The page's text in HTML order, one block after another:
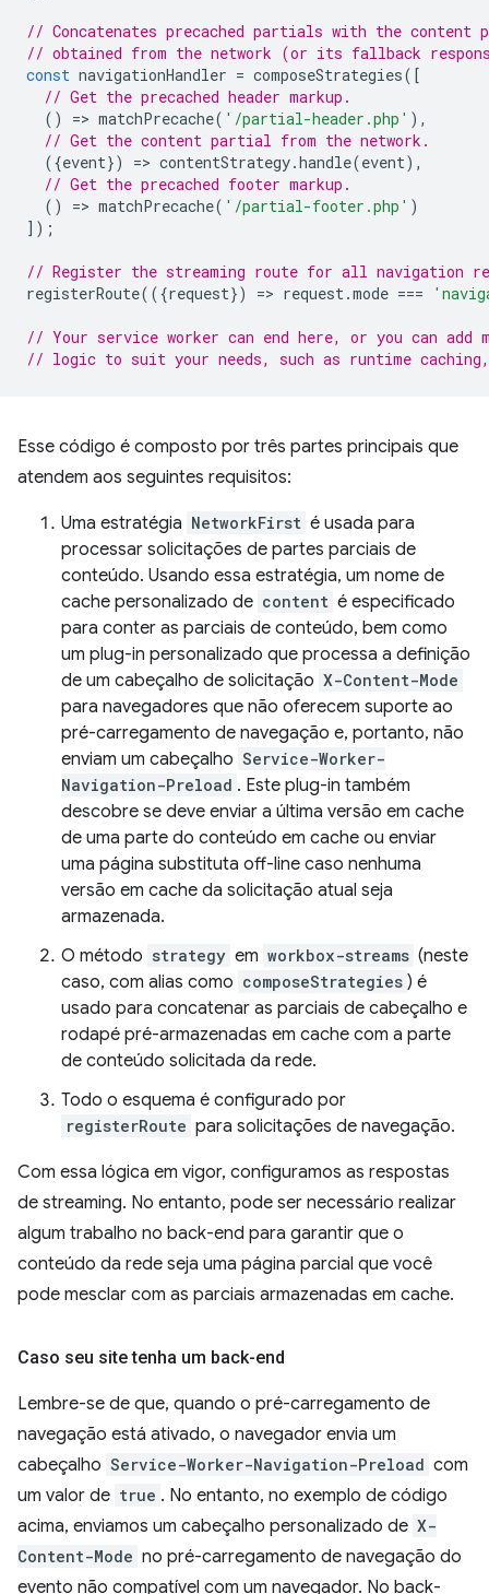
// Concatenates precached partials with the content
// obtained from the network (or its fallback
const navigationHandler = composeStrategies([
// Get the precached header markup.
()
=> matchPrecache( '/partial-header.php' ),
// Get the content partial from the network.
({event}) => contentStrategy.handle(event),
// Get the precached footer markup.
()
=> matchPrecache( '/partial-footer.php' )
]);
// Register the streaming route for all navigation
registerRoute(({request}) => request.mode ===
// Your service worker can end here, or you can add
// logic to suit your needs, such as runtime
Esse código é composto por três partes principais que
atendem aos seguintes requisitos:
Uma estratégia NetworkFirst é usada para
processar solicitações de partes parciais de
conteúdo. Usando essa estratégia, um nome de
cache personalizado de content é especificado
para conter as parciais de conteúdo, bem como
um plug-in personalizado que processa a definição
de um cabeçalho de solicitação X-Content-Mode
para navegadores que não oferecem suporte ao
pré-carregamento de navegação e, portanto, não
enviam um cabeçalho Service-Worker-
Navigation-Preload . Este plug-in também
descobre se deve enviar a última versão em cache
de uma parte do conteúdo em cache ou enviar
uma página substituta off-line caso nenhuma
versão em cache da solicitação atual seja
armazenada.
O método strategy em workbox-streams (neste
caso, com alias como composeStrategies ) é
usado para concatenar as parciais de cabeçalho e
rodapé pré-armazenadas em cache com a parte
de conteúdo solicitada da rede.
Todo o esquema é configurado por
registerRoute para solicitações de navegação.
Com essa lógica em vigor, configuramos as respostas
de streaming. No entanto, pode ser necessário realizar
algum trabalho no back-end para garantir que o
conteúdo da rede seja uma página parcial que você
pode mesclar com as parciais armazenadas em cache.
Caso seu site tenha um back-end
Lembre-se de que, quando o pré-carregamento de
navegação está ativado, o navegador envia um
cabeçalho Service-Worker-Navigation-Preload com
um valor de true . No entanto, no exemplo de código
acima, enviamos um cabeçalho personalizado de X-
Content-Mode no pré-carregamento de navegação do
evento não compatível com um navegador. No back-